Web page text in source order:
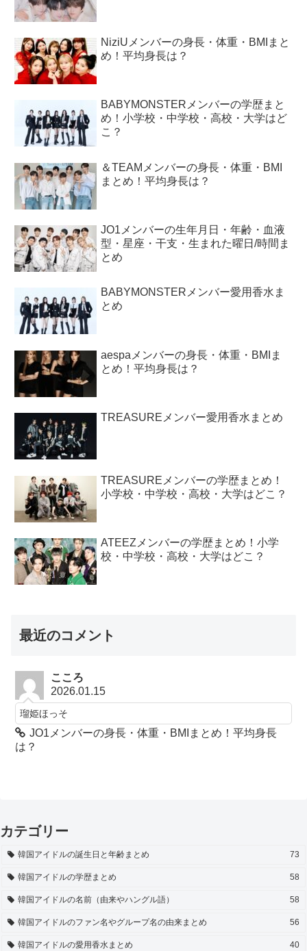
NiziUメンバーの身長・体重・BMIまと
め！平均身長は？
BABYMONSTERメンバーの学歴まと
め！小学校・中学校・高校・大学はど
こ？
＆TEAMメンバーの身長・体重・BMI
まとめ！平均身長は？
JO1メンバーの生年月日・年齢・血液
型・星座・干支・生まれた曜日/時間ま
とめ
BABYMONSTERメンバー愛用香水ま
とめ
aespaメンバーの身長・体重・BMIま
とめ！平均身長は？
TREASUREメンバー愛用香水まとめ
TREASUREメンバーの学歴まとめ！
小学校・中学校・高校・大学はどこ？
ATEEZメンバーの学歴まとめ！小学
校・中学校・高校・大学はどこ？
最近のコメント
こころ
2026.01.15
瑠姫ほっそ
JO1メンバーの身長・体重・BMIまとめ！平均身長
は？
カテゴリー
韓国アイドルの誕生日と年齢まとめ 73
韓国アイドルの学歴まとめ 58
韓国アイドルの名前（由来やハングル語） 58
韓国アイドルのファン名やグループ名の由来まとめ 56
韓国アイドルの愛用香水まとめ 40